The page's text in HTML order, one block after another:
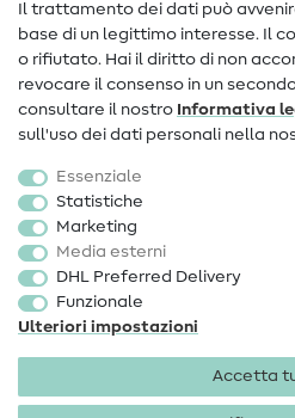
FAQ
Diritto di recesso
Popolare
Accessori cucito
Sale
Il trattamento dei dati può
base di un legittimo interesse. Il
o rifiutato. Hai il diritto di non
revocare il consenso in un
consultare il nostro Informativa
sull'uso dei dati personali nella
Essenziale
Statistiche
Marketing
Media esterni
DHL Preferred Delivery
Funzionale
Ulteriori impostazioni
Accetta
Informazioni legali Privacy